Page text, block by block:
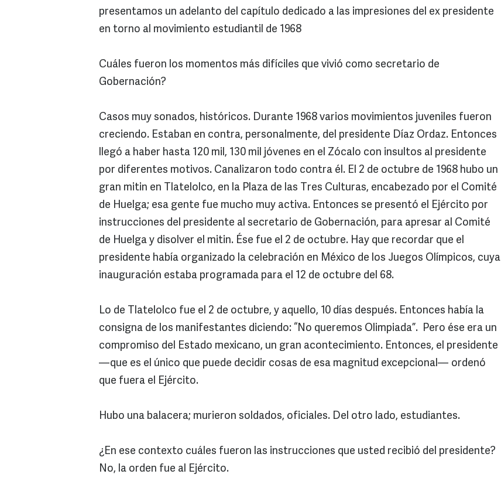
presentamos un adelanto del capítulo dedicado a las impresiones del ex presidente
en torno al movimiento estudiantil de 1968
Cuáles fueron los momentos más difíciles que vivió como secretario de
Gobernación?
Casos muy sonados, históricos. Durante 1968 varios movimientos juveniles fueron
creciendo. Estaban en contra, personalmente, del presidente Díaz Ordaz. Entonces
llegó a haber hasta 120 mil, 130 mil jóvenes en el Zócalo con insultos al presidente
por diferentes motivos. Canalizaron todo contra él. El 2 de octubre de 1968 hubo un
gran mitin en Tlatelolco, en la Plaza de las Tres Culturas, encabezado por el Comité
de Huelga; esa gente fue mucho muy activa. Entonces se presentó el Ejército por
instrucciones del presidente al secretario de Gobernación, para apresar al Comité
de Huelga y disolver el mitin. Ése fue el 2 de octubre. Hay que recordar que el
presidente había organizado la celebración en México de los Juegos Olímpicos, cuya
inauguración estaba programada para el 12 de octubre del 68.
Lo de Tlatelolco fue el 2 de octubre, y aquello, 10 días después. Entonces había la
consigna de los manifestantes diciendo: “No queremos Olimpiada”. Pero ése era un
compromiso del Estado mexicano, un gran acontecimiento. Entonces, el presidente
—que es el único que puede decidir cosas de esa magnitud excepcional— ordenó
que fuera el Ejército.
Hubo una balacera; murieron soldados, oficiales. Del otro lado, estudiantes.
¿En ese contexto cuáles fueron las instrucciones que usted recibió del presidente?
No, la orden fue al Ejército.